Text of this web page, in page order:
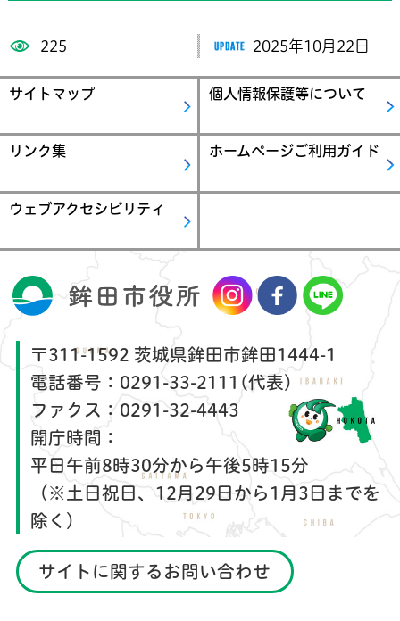
225 2025年10月22日
サイトマップ 個人情報保護等について
リンク集 ホームページご利用ガイド
ウェブアクセシビリティ
〒311-1592 茨城県鉾田市鉾田1444-1
電話番号： 0291-33-2111(代表)
ファクス： 0291-32-4443
開庁時間：
平日午前8時30分から午後5時15分
（※土日祝日、12月29日から1月3日までを
除く）
サイトに関するお問い合わせ